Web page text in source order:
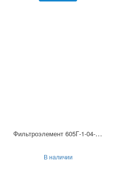
Фильтроэлемент 605Г-1-04-М-14
В наличии